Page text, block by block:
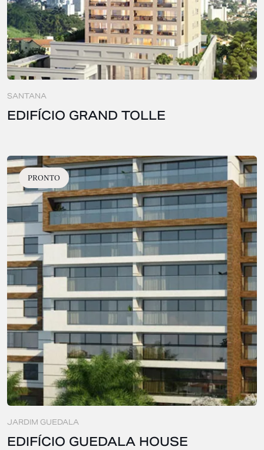
SANTANA
EDIFÍCIO GRAND TOLLE
PRONTO
JARDIM GUEDALA
EDIFÍCIO GUEDALA HOUSE